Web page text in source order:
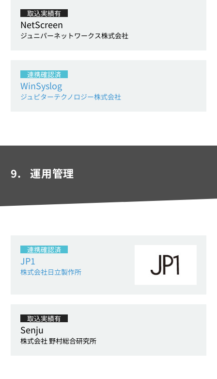
取込実績有
NetScreen
ジュニパーネットワークス株式会社
連携確認済
WinSyslog
ジュピターテクノロジー株式会社
9. 運用管理
連携確認済
JP1
株式会社日立製作所
取込実績有
Senju
株式会社 野村総合研究所